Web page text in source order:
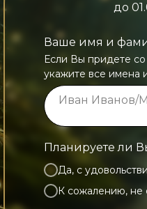
до
Ваше имя и
Если Вы придете
укажите все имена
Планируете ли
Да, с
К сожалению, не